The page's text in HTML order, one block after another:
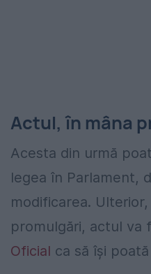
Actul, în mâna
Acesta din urmă
legea în Parlament,
modificarea.
promulgări, actul va
Oficial ca să își